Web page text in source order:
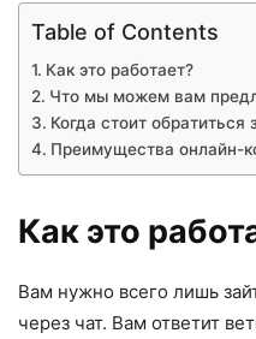
Table of Contents
Как это работает?
Что мы можем вам
Когда стоит обратиться
Преимущества онлайн-
Как это
Вам нужно всего лишь
через чат. Вам ответит